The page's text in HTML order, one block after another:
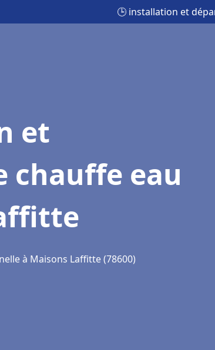
🕒 installation et
et
chauffe eau
à Maisons Laffitte (78600)